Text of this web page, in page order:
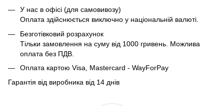
У нас в офісі (для самовивозу)
Оплата здійснюється виключно у національній валюті.
Безготівковий розрахунок
Тільки замовлення на суму від 1000 гривень. Можлива
оплата без ПДВ.
Оплата картою Visa, Mastercard - WayForPay
Гарантія від виробника від 14 днів